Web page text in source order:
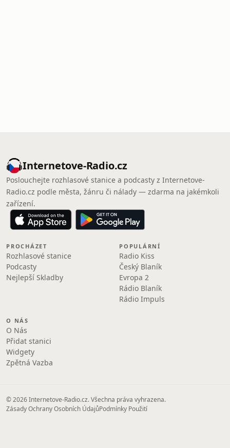
Internetove-Radio.cz
Poslouchejte rozhlasové stanice a podcasty z Internetove-
Radio.cz podle města, žánru či nálady — zdarma na jakémkoli
zařízení.
PROCHÁZET
Rozhlasové stanice
Podcasty
Nejlepší Skladby
POPULÁRNÍ
Radio Kiss
Český Blaník
Evropa 2
Rádio Blaník
Rádio Impuls
O NÁS
O Nás
Přidat stanici
Widgety
Zpětná Vazba
© 2026 Internetove-Radio.cz. Všechna práva vyhrazena.
Zásady Ochrany Osobních ÚdajůPodmínky Použití